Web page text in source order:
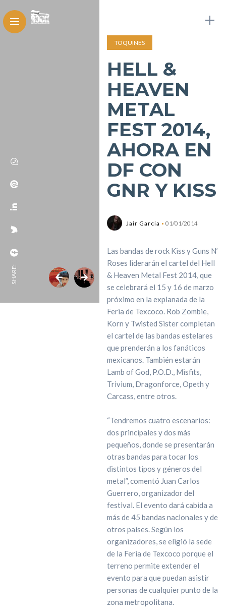
SHARE:
TOQUINES
HELL &
HEAVEN
METAL
FEST 2014,
AHORA EN
DF CON
GNR Y KISS
Jair Garcia 01/01/2014
Las bandas de rock Kiss y Guns N’
Roses liderarán el cartel del Hell
& Heaven Metal Fest 2014, que
se celebrará el 15 y 16 de marzo
próximo en la explanada de la
Feria de Texcoco. Rob Zombie,
Korn y Twisted Sister completan
el cartel de las bandas estelares
que prenderán a los fanáticos
mexicanos. También estarán
Lamb of God, P.O.D., Misfits,
Trivium, Dragonforce, Opeth y
Carcass, entre otros.
“Tendremos cuatro escenarios:
dos principales y dos más
pequeños, donde se presentarán
otras bandas para tocar los
distintos tipos y géneros del
metal”, comentó Juan Carlos
Guerrero, organizador del
festival. El evento dará cabida a
más de 45 bandas nacionales y de
otros países. Según los
organizadores, se eligió la sede
de la Feria de Texcoco porque el
terreno permite extender el
evento para que puedan asistir
personas de cualquier punto de la
zona metropolitana.